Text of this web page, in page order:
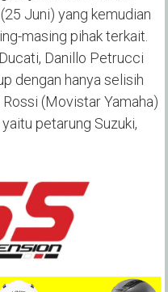
Juni) yang kemudian
masing pihak terkait.
Danillo Petrucci
dengan hanya selisih
(Movistar Yamaha)
petarung Suzuki,